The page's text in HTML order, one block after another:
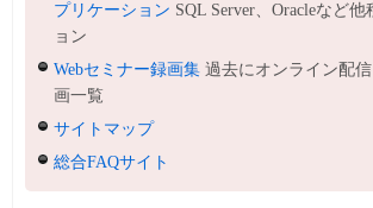
プリケーション SQL Server、Oracleなど
ョン
Webセミナー録画集 過去にオンライン配
画一覧
サイトマップ
総合FAQサイト